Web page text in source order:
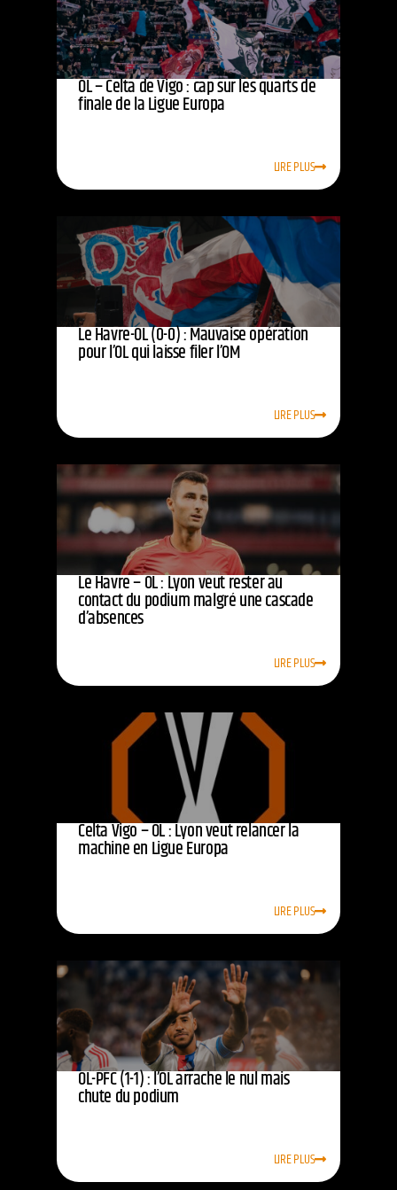
OL – Celta de Vigo : cap sur les quarts de
finale de la Ligue Europa
LIRE PLUS
Le Havre-OL (0-0) : Mauvaise opération
pour l’OL qui laisse filer l’OM
LIRE PLUS
Le Havre – OL : Lyon veut rester au
contact du podium malgré une cascade
d’absences
LIRE PLUS
Celta Vigo – OL : Lyon veut relancer la
machine en Ligue Europa
LIRE PLUS
OL-PFC (1-1) : l’OL arrache le nul mais
chute du podium
LIRE PLUS